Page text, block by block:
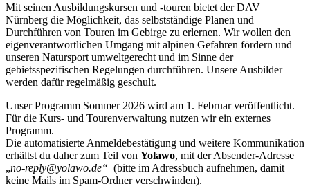
Mit seinen Ausbildungskursen und -touren bietet der DAV
Nürnberg die Möglichkeit, das selbstständige Planen und
Durchführen von Touren im Gebirge zu erlernen. Wir wollen den
eigenverantwortlichen Umgang mit alpinen Gefahren fördern und
unseren Natursport umweltgerecht und im Sinne der
gebietsspezifischen Regelungen durchführen. Unsere Ausbilder
werden dafür regelmäßig geschult.
Unser Programm Sommer 2026 wird am 1. Februar veröffentlicht.
Für die Kurs- und Tourenverwaltung nutzen wir ein externes
Programm.
Die automatisierte Anmeldebestätigung und weitere Kommunikation
erhältst du daher zum Teil von Yolawo, mit der Absender-Adresse
„no-reply@yolawo.de“ (bitte im Adressbuch aufnehmen, damit
keine Mails im Spam-Ordner verschwinden).